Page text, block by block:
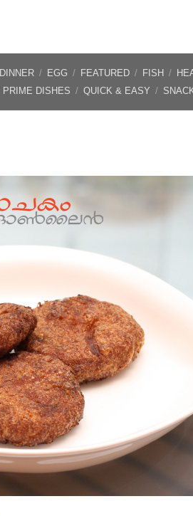
DINNER / EGG / FEATURED / FISH /
PRIME DISHES / QUICK & EASY /